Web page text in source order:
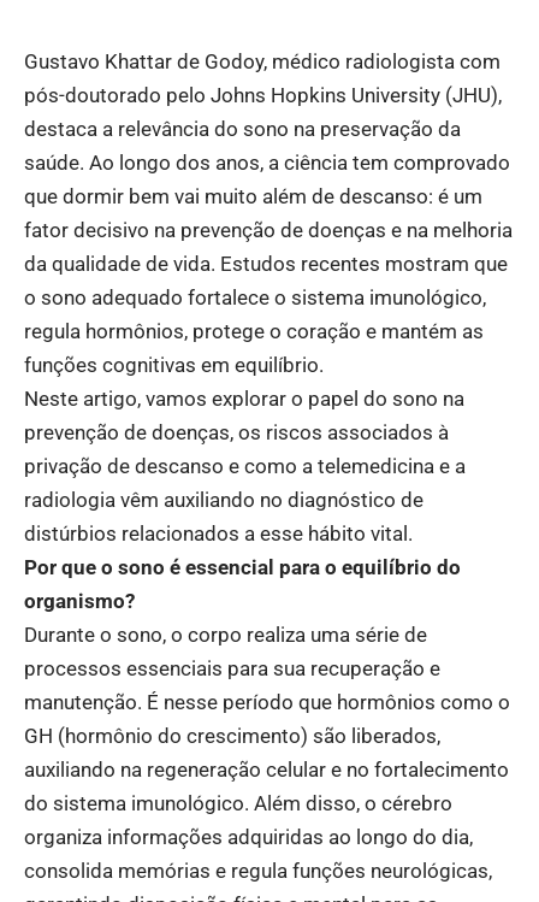
Gustavo Khattar de Godoy, médico radiologista com
pós-doutorado pelo Johns Hopkins University (JHU),
destaca a relevância do sono na preservação da
saúde. Ao longo dos anos, a ciência tem comprovado
que dormir bem vai muito além de descanso: é um
fator decisivo na prevenção de doenças e na melhoria
da qualidade de vida. Estudos recentes mostram que
o sono adequado fortalece o sistema imunológico,
regula hormônios, protege o coração e mantém as
funções cognitivas em equilíbrio.
Neste artigo, vamos explorar o papel do sono na
prevenção de doenças, os riscos associados à
privação de descanso e como a telemedicina e a
radiologia vêm auxiliando no diagnóstico de
distúrbios relacionados a esse hábito vital.
Por que o sono é essencial para o equilíbrio do
organismo?
Durante o sono, o corpo realiza uma série de
processos essenciais para sua recuperação e
manutenção. É nesse período que hormônios como o
GH (hormônio do crescimento) são liberados,
auxiliando na regeneração celular e no fortalecimento
do sistema imunológico. Além disso, o cérebro
organiza informações adquiridas ao longo do dia,
consolida memórias e regula funções neurológicas,